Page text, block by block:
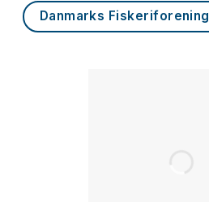
Danmarks Fiskeriforening